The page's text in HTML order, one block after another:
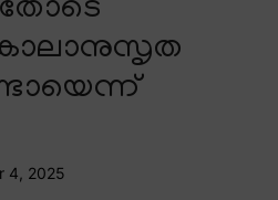
കാലാനുസൃത
4, 2025